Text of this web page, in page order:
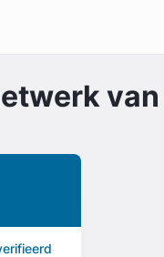
van